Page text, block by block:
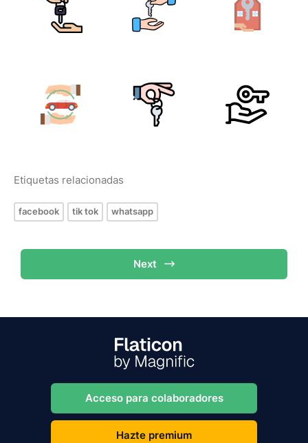
Etiquetas relacionadas
facebook tik tok whatsapp
Next
Acceso para colaboradores
Hazte premium